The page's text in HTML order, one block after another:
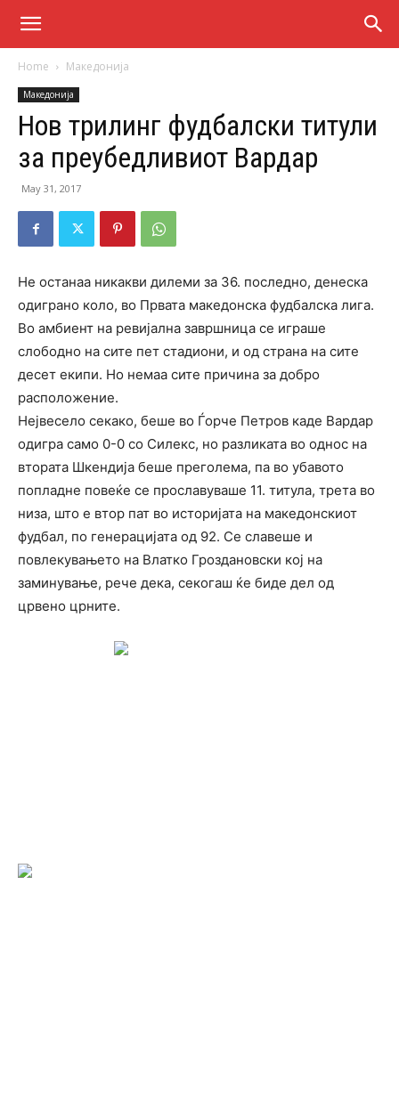
Home Македонија
Македонија
Нов трилинг фудбалски титули
за преубедливиот Вардар
May 31, 2017
Не останаа никакви дилеми за 36. последно, денеска
одиграно коло, во Првата македонска фудбалска лига.
Во амбиент на ревијална завршница се играше
слободно на сите пет стадиони, и од страна на сите
десет екипи. Но немаа сите причина за добро
расположение.
Нејвесело секако, беше во Ѓорче Петров каде Вардар
одигра само 0-0 со Силекс, но разликата во однос на
втората Шкендија беше преголема, па во убавото
попладне повеќе се прославуваше 11. титула, трета во
низа, што е втор пат во историјата на македонскиот
фудбал, по генерацијата од 92. Се славеше и
повлекувањето на Влатко Гроздановски кој на
заминување, рече дека, секогаш ќе биде дел од
црвено црните.